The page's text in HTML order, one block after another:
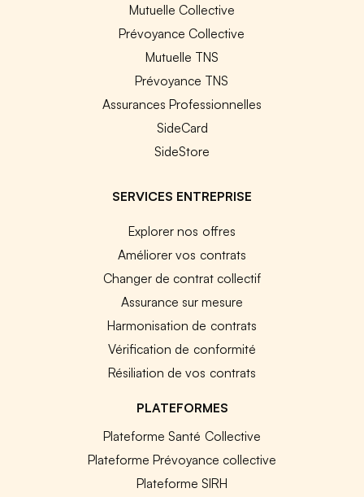
Mutuelle Collective
Prévoyance Collective
Mutuelle TNS
Prévoyance TNS
Assurances Professionnelles
SideCard
SideStore
SERVICES ENTREPRISE
Explorer nos offres
Améliorer vos contrats
Changer de contrat collectif
Assurance sur mesure
Harmonisation de contrats
Vérification de conformité
Résiliation de vos contrats
PLATEFORMES
Plateforme Santé Collective
Plateforme Prévoyance collective
Plateforme SIRH